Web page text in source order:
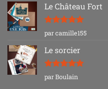
Le Château Fort
Note5sur
5
par camille155
Le sorcier
Note5sur
5
par Boulain